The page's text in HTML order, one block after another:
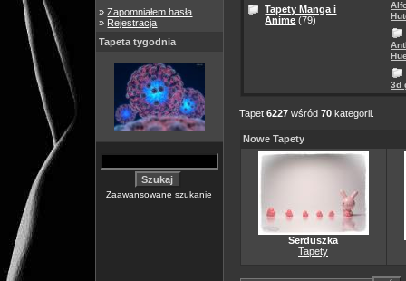
»Zapomniałem hasła
» Rejestracja
Tapeta tygodnia
Zaawansowane szukanie
Tapety Manga i
Anime (79)
3d
Tapet6227 wśród70 kategorii.
Nowe Tapety
Serduszka
Tapety